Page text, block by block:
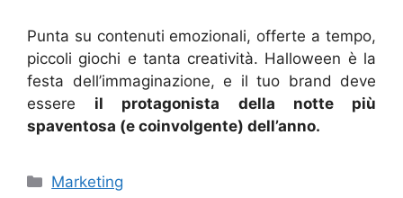
Punta su contenuti emozionali, offerte a tempo,
piccoli giochi e tanta creatività. Halloween è la
festa dell’immaginazione, e il tuo brand deve
essere il protagonista della notte più
spaventosa (e coinvolgente) dell’anno.
Categorie
Marketing